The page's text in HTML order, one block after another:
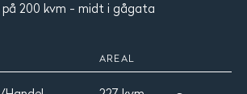
på 200 kvm - midt i gågata
AREAL